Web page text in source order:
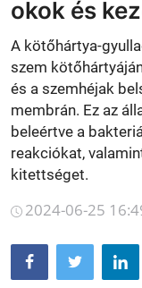
Gyógynövénybolt
okok és
A kötőhártya-
szem
és a szemhéjak
membrán. Ez az
beleértve a
reakciókat,
kitettséget.
2024-06-25